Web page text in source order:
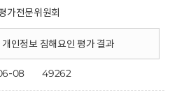
가전문위원회
인정보 침해요인 평가 결과
08 49262